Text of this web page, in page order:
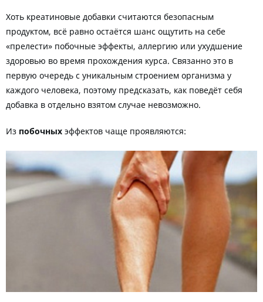
Хоть креатиновые добавки считаются безопасным
продуктом, всё равно остаётся шанс ощутить на себе
«прелести» побочные эффекты, аллергию или ухудшение
здоровью во время прохождения курса. Связанно это в
первую очередь с уникальным строением организма у
каждого человека, поэтому предсказать, как поведёт себя
добавка в отдельно взятом случае невозможно.
Из побочныхэффектов чаще проявляются: